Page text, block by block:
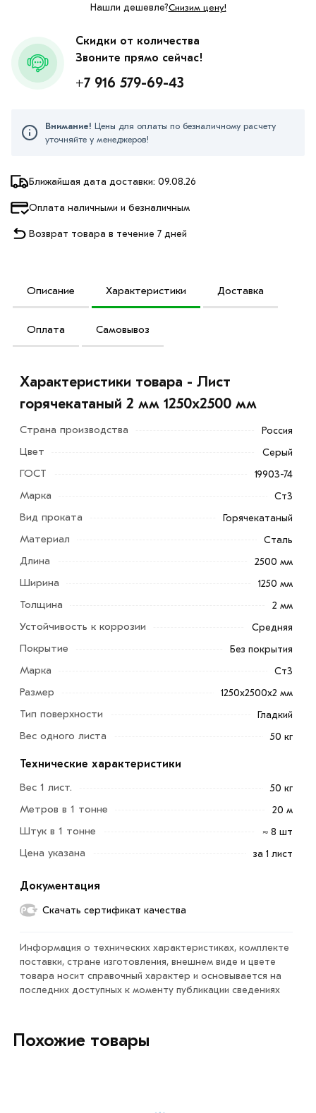
Ближайшая дата доставки: 09.08.26
Оплата наличными и безналичным
Возврат товара в течение 7 дней
Нашли дешевле?Снизим цену!
Скидки от количества
Звоните прямо сейчас!
+7 916 579-69-43
Внимание! Цены для оплаты по безналичному расчету
уточняйте у менеджеров!
Описание Характеристики Доставка
Оплата Самовывоз
стальной лист горячекатаный 2 мм 1250х2500 мм
подпадает под категорию тонколистового металла.
Данный размер находит применение во множестве
отраслей, таких как промышленность, машиностроение
Из него изготавливают различные изделия и
конструктивные элементы:
защитные кожухи для машин и механизмов;
обшивка конструкций;
изделия, полученные методом штамповки и вырубки;
гнутые детали;
Для приобретения данной позиции, кликните мышкой
«Быстрый заказ»
контактам указанным на сайте.
2 мм 1250х2500 мм из категорииЛист стальной
горячекатаныйв интернет-магазине МЕТАЛЛ-РС
действительны в Москве и области. Наши
или самовывоза.
Характеристики товара - Лист
горячекатаный 2 мм 1250х2500 мм
Страна производства Россия
Цвет Серый
ГОСТ 19903-74
Марка Ст3
Вид проката Горячекатаный
Материал Сталь
Длина 2500 мм
Ширина 1250 мм
Толщина 2 мм
Устойчивость к коррозии Средняя
Покрытие Без покрытия
Марка Ст3
Размер 1250х2500х2 мм
Тип поверхности Гладкий
Вес одного листа 50 кг
Технические характеристики
Вес 1 лист.
50 кг
Метров в 1 тонне 20 м
Штук в 1 тонне ≈ 8 шт
Цена указана за 1 лист
Документация
Скачать сертификат качества
Информация о технических характеристиках, комплекте
поставки, стране изготовления, внешнем виде и цвете
товара носит справочный характер и основывается на
последних доступных к моменту публикации сведениях
Похожие товары